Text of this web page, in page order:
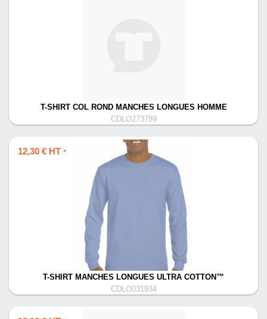
T-SHIRT COL ROND MANCHES LONGUES HOMME
CDLO273789
12,30 € HT *
T-SHIRT MANCHES LONGUES ULTRA COTTON™
CDLO031934